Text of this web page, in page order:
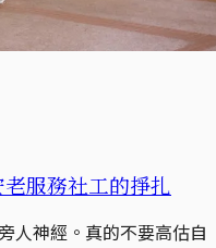
服務社工的掙扎
人神經。真的不要高估自